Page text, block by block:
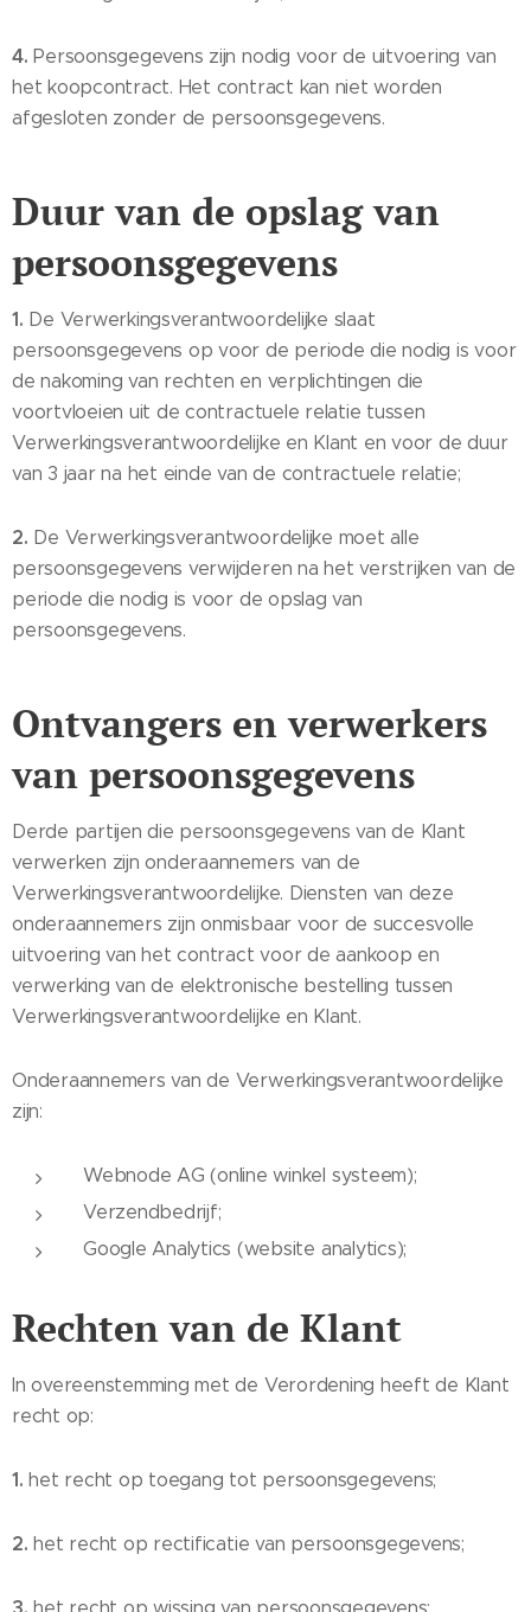
4.Persoonsgegevens zijn nodig voor de uitvoering van
het koopcontract. Het contract kan niet worden
afgesloten zonder de persoonsgegevens.
Duur van de opslag van
persoonsgegevens
1. De Verwerkingsverantwoordelijke slaat
persoonsgegevens op voor de periode die nodig is voor
de nakoming van rechten en verplichtingen die
voortvloeien uit de contractuele relatie tussen
Verwerkingsverantwoordelijke en Klant en voor de duur
van 3 jaar na het einde van de contractuele relatie;
2. De Verwerkingsverantwoordelijke moet alle
persoonsgegevens verwijderen na het verstrijken van de
periode die nodig is voor de opslag van
persoonsgegevens.
Ontvangers en verwerkers
van persoonsgegevens
Derde partijen die persoonsgegevens van de Klant
verwerken zijn onderaannemers van de
Verwerkingsverantwoordelijke. Diensten van deze
onderaannemers zijn onmisbaar voor de succesvolle
uitvoering van het contract voor de aankoop en
verwerking van de elektronische bestelling tussen
Verwerkingsverantwoordelijke en Klant.
Onderaannemers van de Verwerkingsverantwoordelijke
zijn:
Webnode AG (online winkel systeem);
Verzendbedrijf;
Google Analytics (website analytics);
Rechten van de Klant
In overeenstemming met de Verordening heeft de Klant
recht op:
1. het recht op toegang tot persoonsgegevens;
2. het recht op rectificatie van persoonsgegevens;